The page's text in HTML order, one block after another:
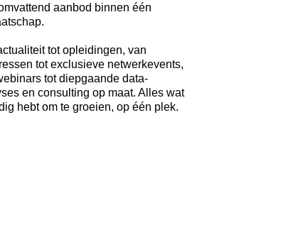
aanbod binnen één
tot opleidingen, van
tot exclusieve netwerkevents,
tot diepgaande data-
en consulting op maat. Alles wat
hebt om te groeien, op één plek.